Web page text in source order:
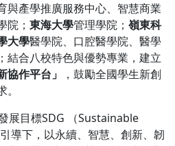
與產學推廣服務中心、智慧商業
院； 東海大學管理學院； 嶺東科
大學醫學院、口腔醫學院、醫學
結合八校特色與優勢專業，建立
協作平台」
，鼓勵全國學生新創
展目標SDG （Sustainable
導下，以永續、智慧、創新、韌